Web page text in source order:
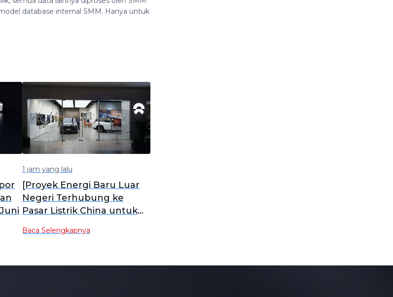
database internal SMM. Hanya untuk
1 jam yang lalu
[Proyek Energi Baru Luar
Negeri Terhubung ke
Pasar Listrik China untuk
Baca Selengkapnya